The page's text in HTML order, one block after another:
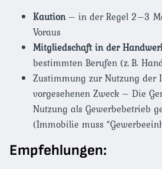
Kaution– in der Regel 2–3
Voraus
Mitgliedschaft in der
bestimmten Berufen (z. B.
Zustimmung zur Nutzung der
vorgesehenen Zweck – Die
Nutzung als Gewerbebetrieb
(Immobilie muss
Empfehlungen: